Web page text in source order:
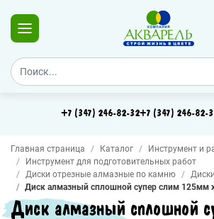
+7 (347) 246-82-32+7 (347) 246-82-
Главная страница Каталог
Инструмент и
Инструмент для подготовительных работ
Диски отрезные алмазные по камню
Диск алмазный сплошной супер слим 125мм
Диск алмазный сплошной